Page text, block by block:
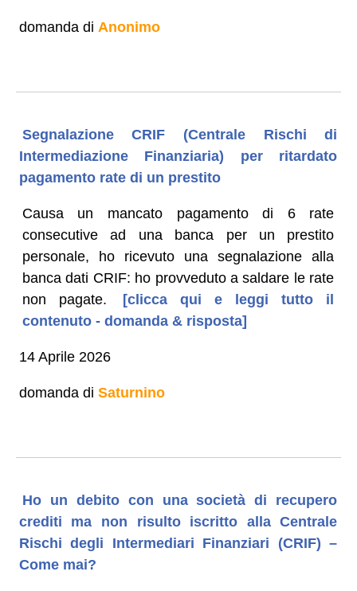
domanda di Anonimo
Segnalazione CRIF (Centrale Rischi di
Intermediazione Finanziaria) per ritardato
pagamento rate di un prestito
Causa un mancato pagamento di 6 rate
consecutive ad una banca per un prestito
personale, ho ricevuto una segnalazione alla
banca dati CRIF: ho provveduto a saldare le rate
non pagate.
[clicca qui e leggi tutto il
contenuto - domanda & risposta]
14 Aprile 2026
domanda di Saturnino
Ho un debito con una società di recupero
crediti ma non risulto iscritto alla Centrale
Rischi degli Intermediari Finanziari (CRIF) –
Come mai?